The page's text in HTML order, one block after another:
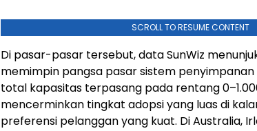
SCROLL TO RESUME CONTENT
Di pasar-pasar tersebut, data SunWiz
memimpin pangsa pasar sistem
total kapasitas terpasang pada rentang
mencerminkan tingkat adopsi yang luas di
preferensi pelanggan yang kuat. Di Australia,